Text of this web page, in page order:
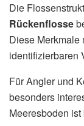
Die
Rückenflosse
Diese Merkmale
identifizierbaren
Für Angler und
besonders
Meeresboden